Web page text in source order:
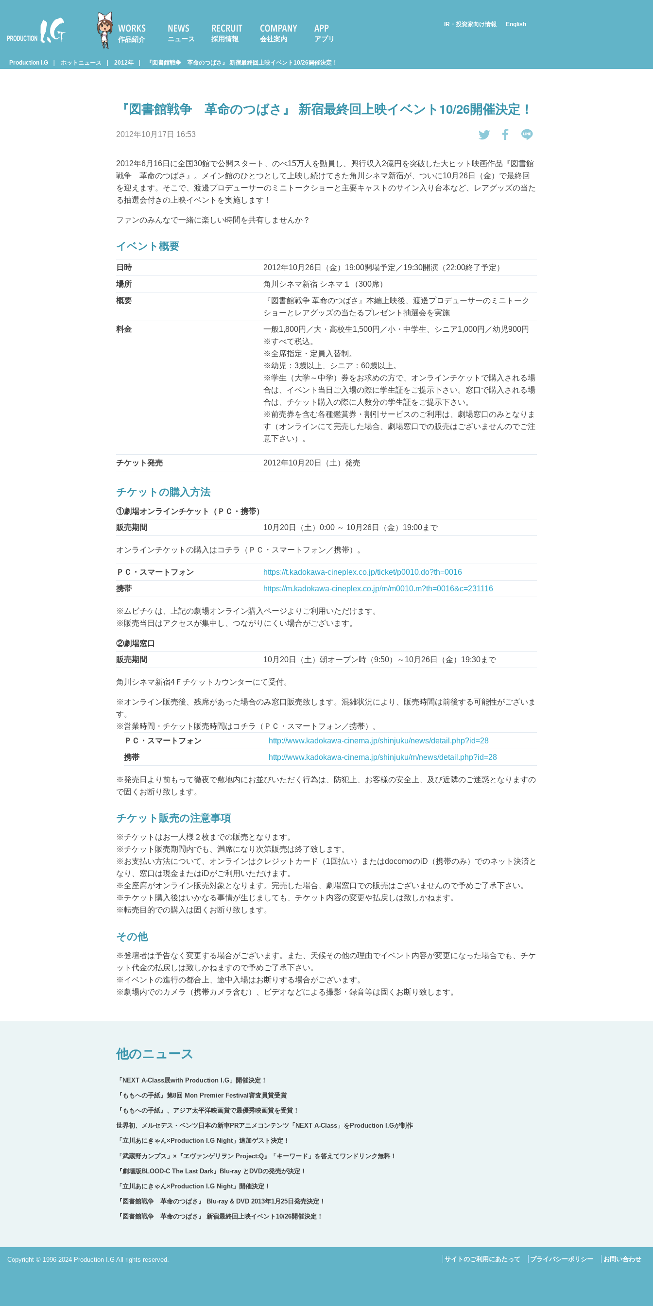
Prod
作品紹介 ニュース 採用情報 会社案内 アプリ
IR・投資家向け情報 English
Production I.G ホットニュース 2012年 『図書館戦争 革命のつばさ』 新宿最終回上映イベント10/26開催決定！
『図書館戦争 革命のつばさ』 新宿最終回上映イベント10/26開催決定！
2012年10月17日 16:53
す
る
bo
ok
で
NE
で
送
る
2012年6月16日に全国30館で公開スタート、のべ15万人を動員し、興行収入2億円を突破した大ヒット映画作品『図書館
戦争 革命のつばさ』。メイン館のひとつとして上映し続けてきた角川シネマ新宿が、ついに10月26日（金）で最終回
を迎えます。そこで、渡邊プロデューサーのミニトークショーと主要キャストのサイン入り台本など、レアグッズの当た
る抽選会付きの上映イベントを実施します！
ファンのみんなで一緒に楽しい時間を共有しませんか？
イベント概要
日時
2012年10月26日（金）19:00開場予定／19:30開演（22:00終了予定）
場所
角川シネマ新宿 シネマ１（300席）
概要
『図書館戦争 革命のつばさ』本編上映後、渡邊プロデューサーのミニトーク
ショーとレアグッズの当たるプレゼント抽選会を実施
料金
一般1,800円／大・高校生1,500円／小・中学生、シニア1,000円／幼児900円
※すべて税込。
※全席指定・定員入替制。
※幼児：3歳以上、シニア：60歳以上。
※学生（大学～中学）券をお求めの方で、オンラインチケットで購入される場
合は、イベント当日ご入場の際に学生証をご提示下さい。窓口で購入される場
合は、チケット購入の際に人数分の学生証をご提示下さい。
※前売券を含む各種鑑賞券・割引サービスのご利用は、劇場窓口のみとなりま
す（オンラインにて完売した場合、劇場窓口での販売はございませんのでご注
意下さい）。
チケット発売 2012年10月20日（土）発売
チケットの購入方法
①劇場オンラインチケット（ＰＣ・携帯）
販売期間 10月20日（土）0:00 ～ 10月26日（金）19:00まで
オンラインチケットの購入はコチラ（ＰＣ・スマートフォン／携帯）。
ＰＣ・スマートフォン
https://t.kadokawa-cineplex.co.jp/ticket/p0010.do?th=0016
携帯
https://m.kadokawa-cineplex.co.jp/m/m0010.m?th=0016&c=231116
※ムビチケは、上記の劇場オンライン購入ページよりご利用いただけます。
※販売当日はアクセスが集中し、つながりにくい場合がございます。
②劇場窓口
販売期間 10月20日（土）朝オープン時（9:50）～10月26日（金）19:30まで
角川シネマ新宿4Ｆチケットカウンターにて受付。
※オンライン販売後、残席があった場合のみ窓口販売致します。混雑状況により、販売時間は前後する可能性がございま
す。
※営業時間・チケット販売時間はコチラ（ＰＣ・スマートフォン／携帯）。
ＰＣ・スマートフォン
http://www.kadokawa-cinema.jp/shinjuku/news/detail.php?id=28
携帯
http://www.kadokawa-cinema.jp/shinjuku/m/news/detail.php?id=28
※発売日より前もって徹夜で敷地内にお並びいただく行為は、防犯上、お客様の安全上、及び近隣のご迷惑となりますの
で固くお断り致します。
チケット販売の注意事項
※チケットはお一人様２枚までの販売となります。
※チケット販売期間内でも、満席になり次第販売は終了致します。
※お支払い方法について、オンラインはクレジットカード（1回払い）またはdocomoのiD（携帯のみ）でのネット決済と
なり、窓口は現金またはiDがご利用いただけます。
※全座席がオンライン販売対象となります。完売した場合、劇場窓口での販売はございませんので予めご了承下さい。
※チケット購入後はいかなる事情が生じましても、チケット内容の変更や払戻しは致しかねます。
※転売目的での購入は固くお断り致します。
その他
※登壇者は予告なく変更する場合がございます。また、天候その他の理由でイベント内容が変更になった場合でも、チケ
ット代金の払戻しは致しかねますので予めご了承下さい。
※イベントの進行の都合上、途中入場はお断りする場合がございます。
※劇場内でのカメラ（携帯カメラ含む）、ビデオなどによる撮影・録音等は固くお断り致します。
他のニュース
「NEXT A-Class展with Production I.G」開催決定！
『ももへの手紙』第8回 Mon Premier Festival審査員賞受賞
『ももへの手紙』、アジア太平洋映画賞で最優秀映画賞を受賞！
世界初、メルセデス・ベンツ日本の新車PRアニメコンテンツ「NEXT A-Class」をProduction I.Gが制作
「立川あにきゃん×Production I.G Night」追加ゲスト決定！
「武蔵野カンプス」×『ヱヴァンゲリヲン Project:Q』「キーワード」を答えてワンドリンク無料！
『劇場版BLOOD-C The Last Dark』Blu-ray とDVDの発売が決定！
「立川あにきゃん×Production I.G Night」開催決定！
『図書館戦争 革命のつばさ』 Blu-ray & DVD 2013年1月25日発売決定！
『図書館戦争 革命のつばさ』 新宿最終回上映イベント10/26開催決定！
Copyright © 1996-2024 Production I.G All rights reserved. サイトのご利用にあたって プライバシーポリシー お問い合わせ